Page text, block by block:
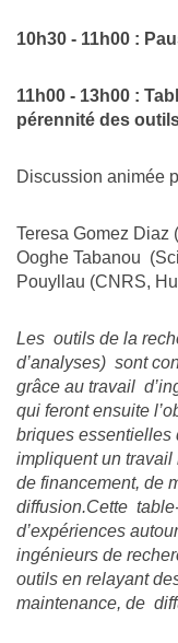
10h30 - 11h00 :
11h00 - 13h00 :
pérennité des
Discussion animée
Teresa Gomez Diaz
Ooghe Tabanou
Pouyllau (CNRS,
Les outils de la
d’analyses) sont
grâce au travail
qui feront ensuite
briques essentielles
impliquent un travail
de financement, de
diffusion.Cette
d’expériences
ingénieurs de
outils en relayant
maintenance, de